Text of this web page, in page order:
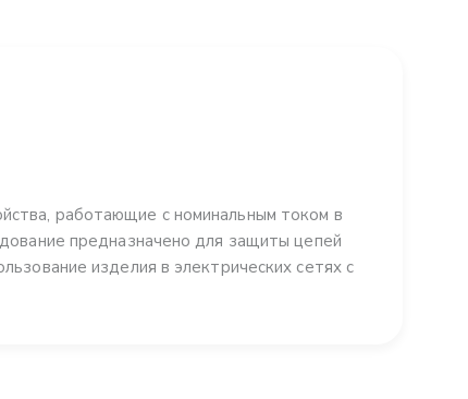
работающие с номинальным током в
предназначено для защиты цепей
изделия в электрических сетях с